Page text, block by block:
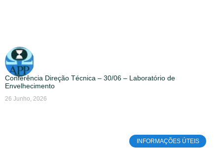
Conferência Direção Técnica – 30/06 – Laboratório de
Envelhecimento
26 Junho, 2026
INFORMAÇÕES ÚTEIS